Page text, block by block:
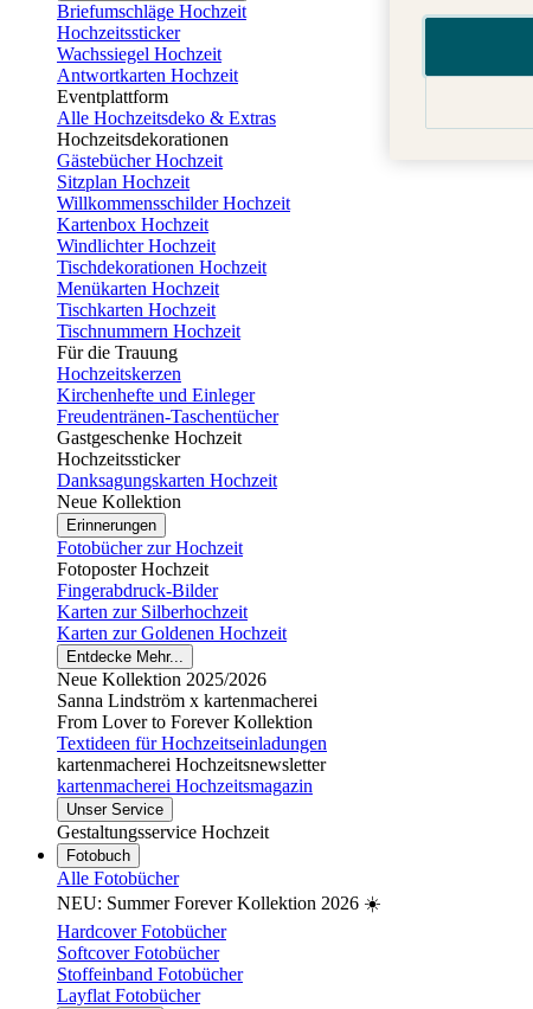
Briefumschläge Hochzeit
Hochzeitssticker
Wachssiegel Hochzeit
Antwortkarten Hochzeit
Eventplattform
Alle Hochzeitsdeko & Extras
Hochzeitsdekorationen
Gästebücher Hochzeit
Sitzplan Hochzeit
Willkommensschilder Hochzeit
Kartenbox Hochzeit
Windlichter Hochzeit
Tischdekorationen Hochzeit
Menükarten Hochzeit
Tischkarten Hochzeit
Tischnummern Hochzeit
Für die Trauung
Hochzeitskerzen
Kirchenhefte und Einleger
Freudentränen-Taschentücher
Gastgeschenke Hochzeit
Hochzeitssticker
Danksagungskarten Hochzeit
Neue Kollektion
Erinnerungen
Fotobücher zur Hochzeit
Fotoposter Hochzeit
Fingerabdruck-Bilder
Karten zur Silberhochzeit
Karten zur Goldenen Hochzeit
Entdecke Mehr...
Neue Kollektion 2025/2026
Sanna Lindström x kartenmacherei
From Lover to Forever Kollektion
Textideen für Hochzeitseinladungen
kartenmacherei Hochzeitsnewsletter
kartenmacherei Hochzeitsmagazin
Unser Service
Gestaltungsservice Hochzeit
Fotobuch
Alle Fotobücher
NEU: Summer Forever Kollektion 2026 ☀️
Hardcover Fotobücher
Softcover Fotobücher
Stoffeinband Fotobücher
Layflat Fotobücher